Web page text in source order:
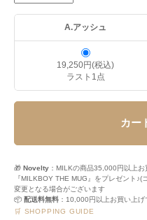
A.アッシュ
19,250円(税込)
ラスト1点
カー
🎁 Novelty ：MILKの商品35,000円以上
『MILKBOY THE MUG』をプレゼント
変更となる場合がございます
📦 配送料無料 ：10,000円以上お買い上げ
🛒 SHOPPING GUIDE